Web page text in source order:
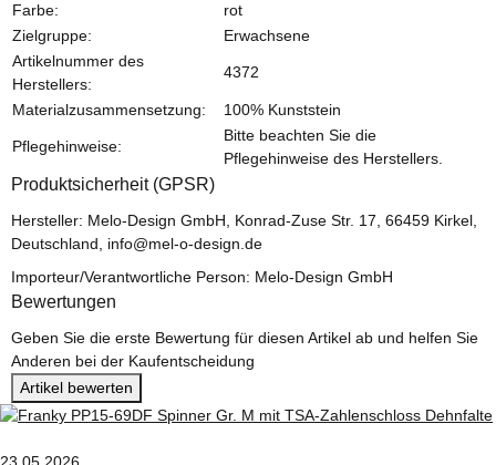
Farbe:
rot
Zielgruppe:
Erwachsene
Artikelnummer des
Herstellers:
4372
Materialzusammensetzung: 100% Kunststein
Pflegehinweise:
Bitte beachten Sie die
Pflegehinweise des Herstellers.
Produktsicherheit (GPSR)
Hersteller: Melo-Design GmbH, Konrad-Zuse Str. 17, 66459 Kirkel,
Deutschland, info@mel-o-design.de
Importeur/Verantwortliche Person: Melo-Design GmbH
Bewertungen
Geben Sie die erste Bewertung für diesen Artikel ab und helfen Sie
Anderen bei der Kaufentscheidung
Artikel bewerten
23.05.2026